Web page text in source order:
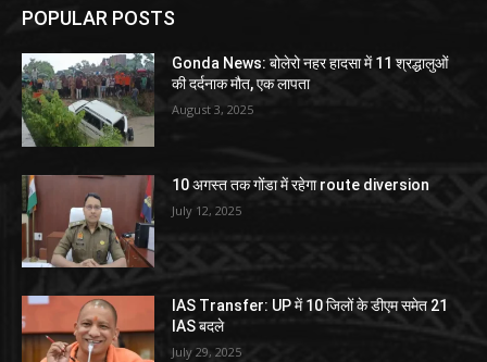
POPULAR POSTS
Gonda News: बोलेरो नहर हादसा में 11 श्रद्धालुओं
की दर्दनाक मौत, एक लापता
August 3, 2025
10 अगस्त तक गोंडा में रहेगा route diversion
July 12, 2025
IAS Transfer: UP में 10 जिलों के डीएम समेत 21
IAS बदले
July 29, 2025